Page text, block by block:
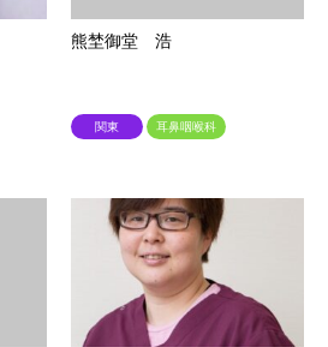
熊埜御堂 浩
関東 耳鼻咽喉科